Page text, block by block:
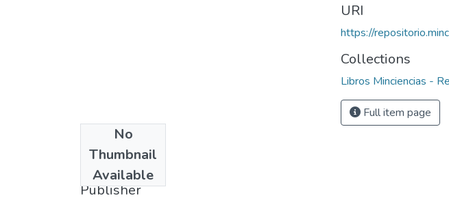
No
Thumbnail
Available
1974
Publisher
URI
https://
Collections
Libros Minciencias -
Full item page